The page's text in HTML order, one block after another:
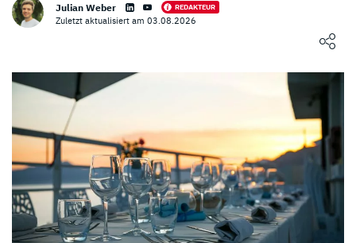
Julian Weber REDAKTEUR
Zuletzt aktualisiert am 03.08.2026